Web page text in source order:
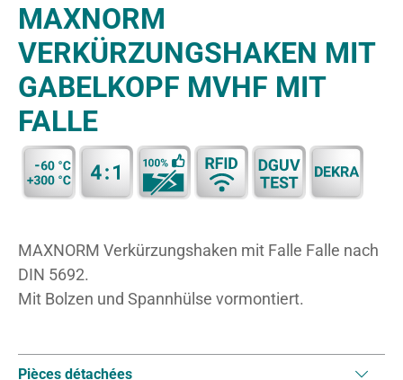
MAXNORM
VERKÜRZUNGSHAKEN MIT
GABELKOPF MVHF MIT
FALLE
MAXNORM Verkürzungshaken mit Falle Falle nach
DIN 5692.
Mit Bolzen und Spannhülse vormontiert.
Pièces détachées